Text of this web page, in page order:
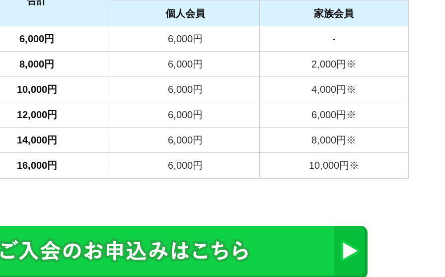
個人会員
家族会員
6,000円 6,000円 -
8,000円 6,000円 2,000円※
10,000円 6,000円 4,000円※
12,000円 6,000円 6,000円※
14,000円 6,000円 8,000円※
16,000円 6,000円 10,000円※